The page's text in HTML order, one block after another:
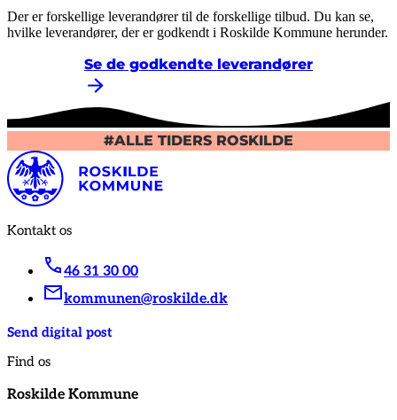
Der er forskellige leverandører til de forskellige tilbud. Du kan se,
hvilke leverandører, der er godkendt i Roskilde Kommune herunder.
Se de godkendte leverandører
#ALLE TIDERS ROSKILDE
Kontakt os
46 31 30 00
kommunen@roskilde.dk
Send digital post
Find os
Roskilde Kommune